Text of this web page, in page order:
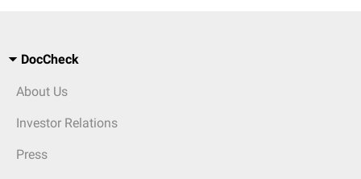
DocCheck
About Us
Investor Relations
Press